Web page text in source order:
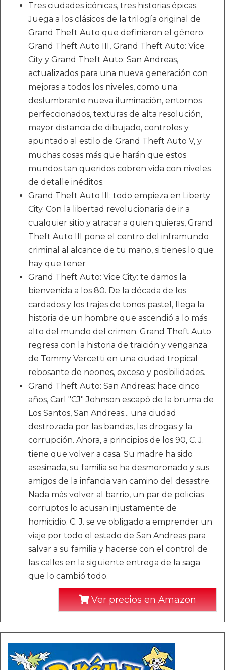
Tres ciudades icónicas, tres historias épicas.
Juega a los clásicos de la trilogía original de
Grand Theft Auto que definieron el género:
Grand Theft Auto III, Grand Theft Auto: Vice
City y Grand Theft Auto: San Andreas,
actualizados para una nueva generación con
mejoras a todos los niveles, como una
deslumbrante nueva iluminación, entornos
perfeccionados, texturas de alta resolución,
mayor distancia de dibujado, controles y
apuntado al estilo de Grand Theft Auto V, y
muchas cosas más que harán que estos
mundos tan queridos cobren vida con niveles
de detalle inéditos.
Grand Theft Auto III: todo empieza en Liberty
City. Con la libertad revolucionaria de ir a
cualquier sitio y atracar a quien quieras, Grand
Theft Auto III pone el centro del inframundo
criminal al alcance de tu mano, si tienes lo que
hay que tener
Grand Theft Auto: Vice City: te damos la
bienvenida a los 80. De la década de los
cardados y los trajes de tonos pastel, llega la
historia de un hombre que ascendió a lo más
alto del mundo del crimen. Grand Theft Auto
regresa con la historia de traición y venganza
de Tommy Vercetti en una ciudad tropical
rebosante de neones, exceso y posibilidades.
Grand Theft Auto: San Andreas: hace cinco
años, Carl "CJ" Johnson escapó de la bruma de
Los Santos, San Andreas... una ciudad
destrozada por las bandas, las drogas y la
corrupción. Ahora, a principios de los 90, C. J.
tiene que volver a casa. Su madre ha sido
asesinada, su familia se ha desmoronado y sus
amigos de la infancia van camino del desastre.
Nada más volver al barrio, un par de policías
corruptos lo acusan injustamente de
homicidio. C. J. se ve obligado a emprender un
viaje por todo el estado de San Andreas para
salvar a su familia y hacerse con el control de
las calles en la siguiente entrega de la saga
que lo cambió todo.
Ver precios en Amazon